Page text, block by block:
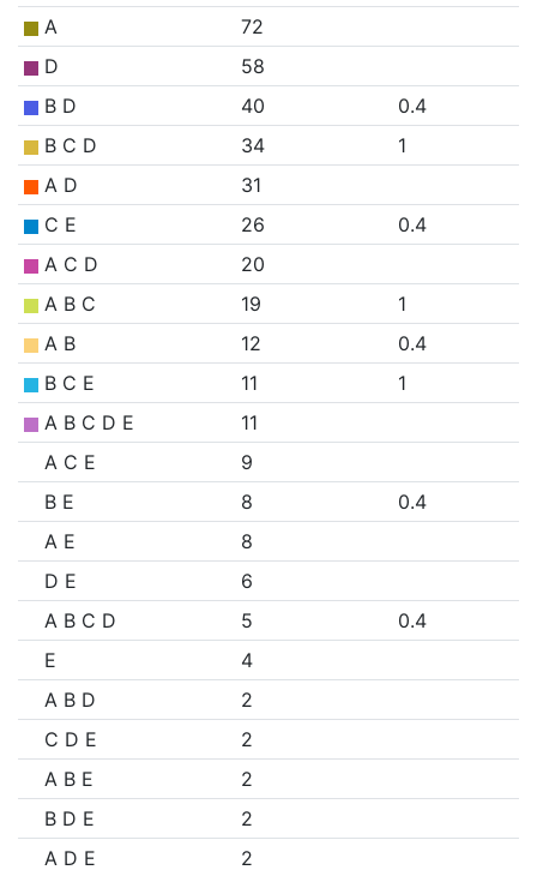
A
72
D
58
B D
40
0.4
B C D
34
1
A D
31
C E
26
0.4
A C D
20
A B C
19
1
A B
12
0.4
B C E
11
1
A B C D E
11
A C E
9
B E
8
0.4
A E
8
D E
6
A B C D
5
0.4
E
4
A B D
2
C D E
2
A B E
2
B D E
2
A D E
2